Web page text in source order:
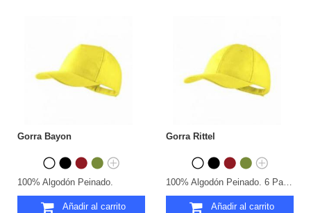
Gorra Bayon
100% Algodón Peinado.
Añadir al carrito
Gorra Rittel
Añadir al carrito